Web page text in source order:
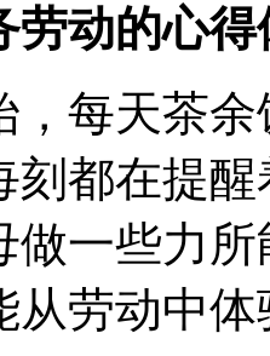
劳动的心得
，每天茶
刻都在提
做一些力
从劳动中